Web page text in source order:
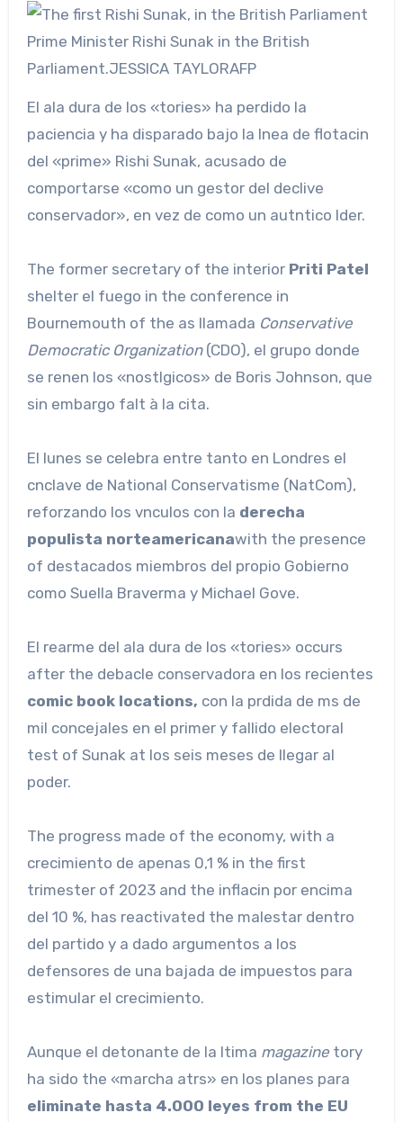
Prime Minister Rishi Sunak in the British
Parliament.JESSICA TAYLORAFP
El ala dura de los «tories» ha perdido la
paciencia y ha disparado bajo la lnea de flotacin
del «prime» Rishi Sunak, acusado de
comportarse «como un gestor del declive
conservador», en vez de como un autntico lder.
The former secretary of the interiorPriti Patel
shelter el fuego in the conference in
Bournemouth of the as llamada Conservative
Democratic Organization (CDO), el grupo donde
se renen los «nostlgicos» de Boris Johnson, que
sin embargo falt à la cita.
El lunes se celebra entre tanto en Londres el
cnclave de National Conservatisme (NatCom),
reforzando los vnculos con la derecha
populista norteamericanawith the presence
of destacados miembros del propio Gobierno
como Suella Braverma y Michael Gove.
El rearme del ala dura de los «tories» occurs
after the debacle conservadora en los recientes
comic book locations, con la prdida de ms de
mil concejales en el primer y fallido electoral
test of Sunak at los seis meses de llegar al
poder.
The progress made of the economy, with a
crecimiento de apenas 0,1 % in the first
trimester of 2023 and the inflacin por encima
del 10 %, has reactivated the malestar dentro
del partido y a dado argumentos a los
defensores de una bajada de impuestos para
estimular el crecimiento.
Aunque el detonante de la ltima magazine tory
ha sido the «marcha atrs» en los planes para
eliminate hasta 4.000 leyes from the EU